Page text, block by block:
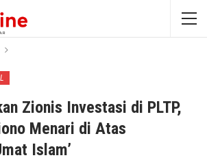
Zionis Investasi di PLTP,
Menari di Atas
Islam’